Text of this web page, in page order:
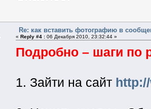
Re: как вставить фотографию в
« Reply #4 :06 Декабря 2010, 23:32:44 »
Подробно – шаги по
1. Зайти на сайт